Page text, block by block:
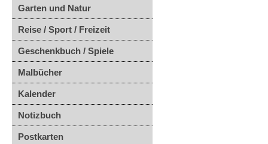
Garten und Natur
Reise / Sport / Freizeit
Geschenkbuch / Spiele
Malbücher
Kalender
Notizbuch
Postkarten